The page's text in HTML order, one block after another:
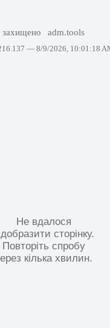
захищено adm.tools
— 8/9/2026, 10:01:18
Не вдалося
сторінку.
Повторіть спробу
кілька хвилин.